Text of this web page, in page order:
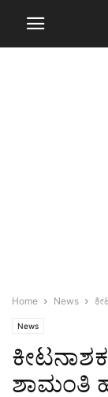
Home News
News
ಶಾಮಂತಿ